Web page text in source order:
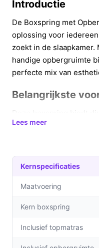
Introductie
De Boxspring met
oplossing voor
zoekt in de
handige opbergruimte
perfecte mix van
Belangrijkste
aangenamer maken:
die een optimale
goede nachtrust.
De ingebouwde
netjes op te
Met een maximaal
deze boxspring
Lees meer
Kernspecificaties
Maatvoering
Kern boxspring
Inclusief topmatras